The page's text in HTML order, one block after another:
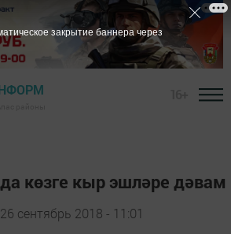
көзге кыр эшләре дәвам
26 сентябрь 2018 - 11:01
закрытие баннера через